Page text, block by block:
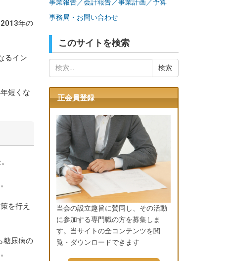
年の
るイン
短くな
を行え
糖尿病の
事業報告／会計報告／事業計画／予算
事務局・お問い合わせ
このサイトを検索
索:
正会員登録
当会の設立趣旨に賛同し、その活動
に参加する専門職の方を募集しま
す。当サイトの全コンテンツを閲
覧・ダウンロードできます